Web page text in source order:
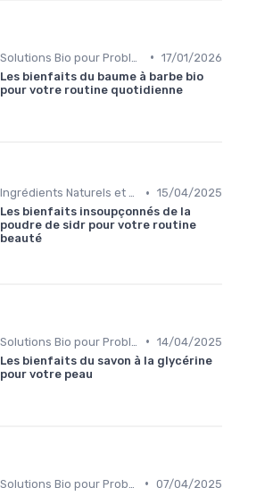
• 17/01/2026
Les bienfaits du baume à barbe bio
pour votre routine quotidienne
Ingrédients Naturels et Leurs Propriétés • 15/04/2025
Les bienfaits insoupçonnés de la
poudre de sidr pour votre routine
beauté
• 14/04/2025
Les bienfaits du savon à la glycérine
pour votre peau
• 07/04/2025